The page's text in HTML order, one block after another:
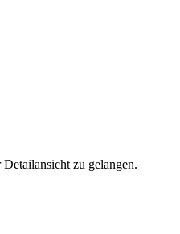
zu gelangen.